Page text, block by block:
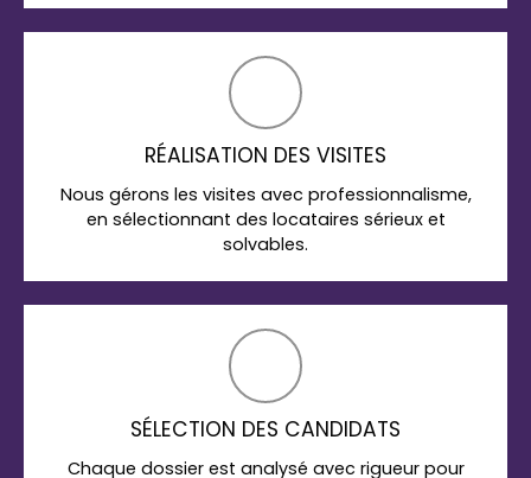
RÉALISATION DES VISITES
Nous gérons les visites avec professionnalisme,
en sélectionnant des locataires sérieux et
solvables.
SÉLECTION DES CANDIDATS
Chaque dossier est analysé avec rigueur pour